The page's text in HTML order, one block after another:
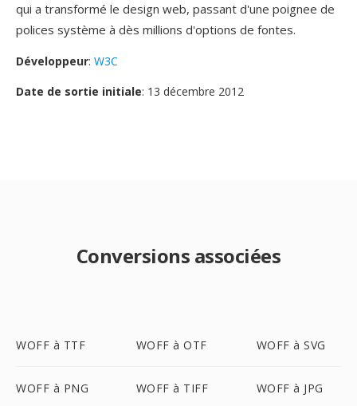
qui a transformé le design web, passant d'une poignee de
polices système à dès millions d'options de fontes.
Développeur: W3C
Date de sortie initiale: 13 décembre 2012
Conversions associées
WOFF à TTF WOFF à OTF WOFF à SVG
WOFF à PNG WOFF à TIFF WOFF à JPG